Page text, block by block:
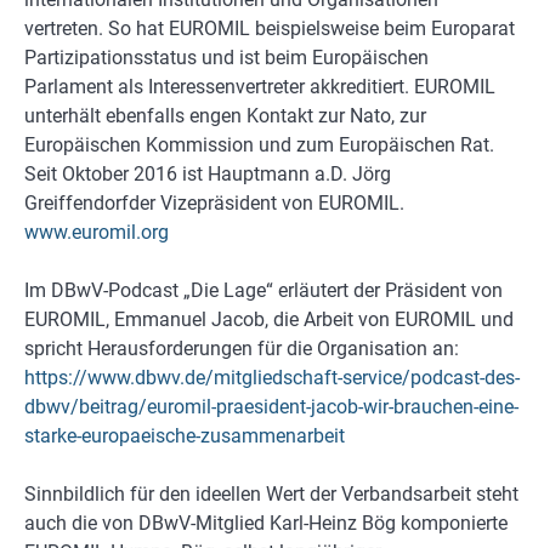
vertreten. So hat EUROMIL beispielsweise beim Europarat
Partizipationsstatus und ist beim Europäischen
Parlament als Interessenvertreter akkreditiert. EUROMIL
unterhält ebenfalls engen Kontakt zur Nato, zur
Europäischen Kommission und zum Europäischen Rat.
Seit Oktober 2016 ist Hauptmann a.D. Jörg
Greiffendorfder Vizepräsident von EUROMIL.
www.euromil.org
Im DBwV-Podcast „Die Lage“ erläutert der Präsident von
EUROMIL, Emmanuel Jacob, die Arbeit von EUROMIL und
spricht Herausforderungen für die Organisation an:
https://www.dbwv.de/mitgliedschaft-service/podcast-des-
dbwv/beitrag/euromil-praesident-jacob-wir-brauchen-eine-
starke-europaeische-zusammenarbeit
Sinnbildlich für den ideellen Wert der Verbandsarbeit steht
auch die von DBwV-Mitglied Karl-Heinz Bög komponierte